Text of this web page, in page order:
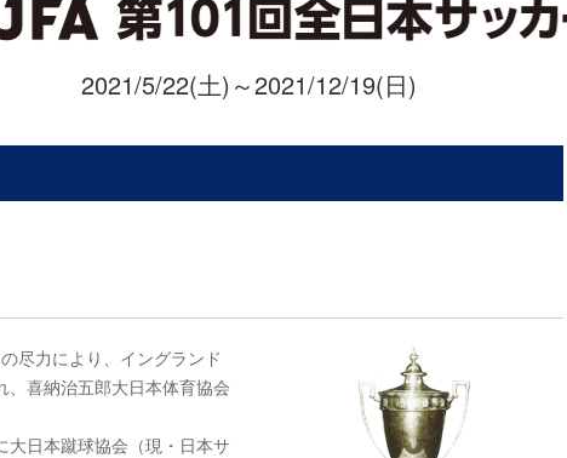
2021/5/22(土)～2021/12/19(日)
尽力により、イングランド
、喜納治五郎大日本体育協会
大日本蹴球協会（現・日本サ